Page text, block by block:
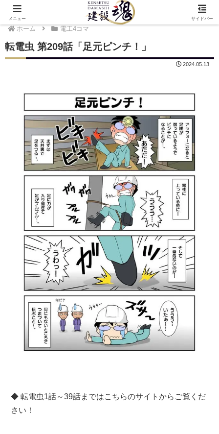
ホーム 電工4コマ
転電虫 第209話「足元ピンチ！」
2024.05.13
◆ 転電虫1話～39話まではこちらのサイトからご覧くだ
さい！
メニュー サイドバー